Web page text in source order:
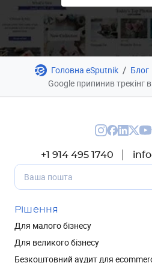
Головна eSputnik / Блог
Google припинив трекінг
+1 914 495 1740
Рішення
Для малого бізнесу
Для великого бізнесу
Безкоштовний аудит для